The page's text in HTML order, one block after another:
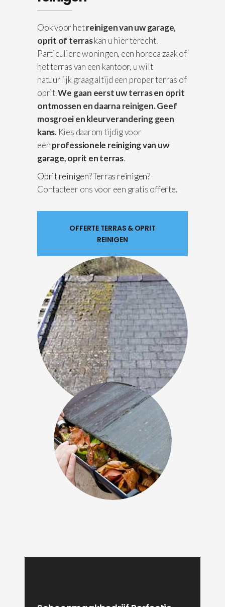
Ook voor hetreinigen van uw garage,
oprit of terraskan u hier terecht.
Particuliere woningen, een horeca zaak of
het terras van een kantoor, u wilt
natuurlijk graag altijd een proper terras of
oprit.We gaan eerst uw terras en oprit
ontmossen en daarna reinigen.Geef
mosgroei en kleurverandering geen
kans.Kies daarom tijdig voor
eenprofessionele reiniging van uw
garage, oprit en terras.
Oprit reinigen?Terras reinigen?
Contacteer ons voor een gratis offerte.
OFFERTE TERRAS & OPRIT
REINIGEN